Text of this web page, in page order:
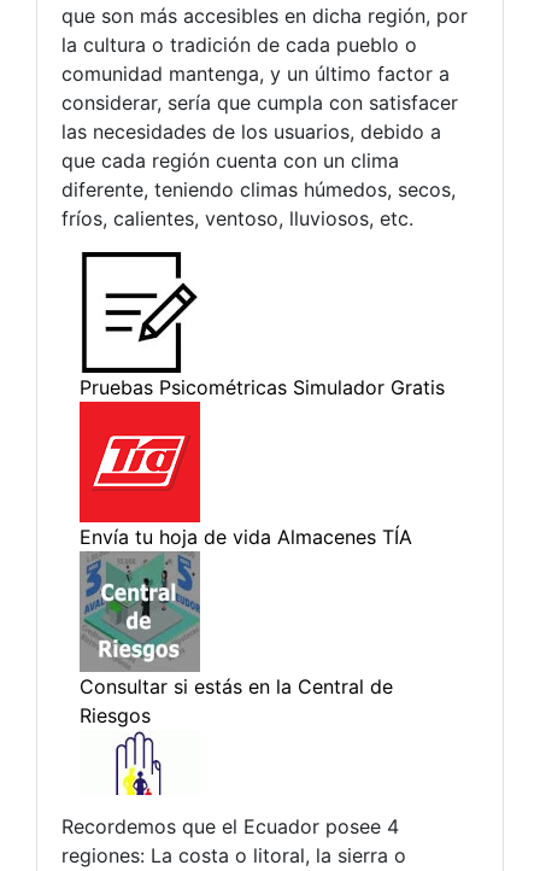
que son más accesibles en dicha región, por
la cultura o tradición de cada pueblo o
comunidad mantenga, y un último factor a
considerar, sería que cumpla con satisfacer
las necesidades de los usuarios, debido a
que cada región cuenta con un clima
diferente, teniendo climas húmedos, secos,
fríos, calientes, ventoso, lluviosos, etc.
Recordemos que el Ecuador posee 4
regiones: La costa o litoral, la sierra o